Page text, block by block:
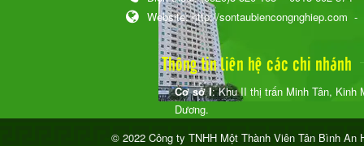
Website:http://sontaubiencongnghiep.com -
Thông tin liên hệ các chi nhánh
Cơ sở I: Khu II thị trấn Minh Tân, Kinh
Dương.
© 2022 Công ty TNHH Một Thành Viên Tân Bình